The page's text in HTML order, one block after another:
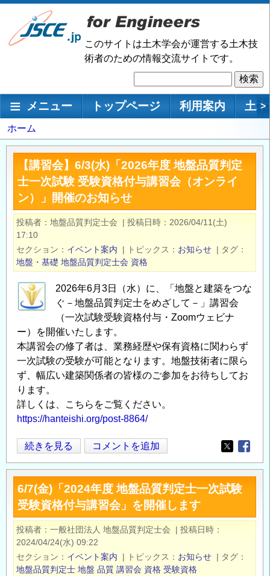
メ
ン
移
このサイトは土木学会が運営する土木技
術者のための情報交流サイトです。
索
メインナビゲーション
メニュー トップページ 利用案内 土 >
パ
ン
ず
ホーム
【講習会】6/3(水)「2026年度 地盤品質判定
士一次試験 受験資格付与講習会（オンライ
ン）」開催のお知らせ
投稿者 地盤品質判定士会 | 投稿日時
2026/04/11(土)
17:10
セクション
イベント案内 | トピックス お知らせ | タグ
地盤・基礎 地盤品質判定士会 資格
2026年6月3日（水）に、「地盤と建築をつな
ぐ－地盤品質判定士をめざして－」講習会
（一次試験受験資格付与・Zoomウェビナ
ー）を開催いたします。
本講習会の修了者は、業務経歴や保有資格に関わらず
一次試験の受験が可能となります。地盤技術者に限ら
ず、幅広い建築関係者の皆様のご参加をお待ちしてお
ります。
詳しくは、こちらをご覧ください。
https://hanteishi.org/post-8864/
【講
習
会】
6/3(水)
「2026
年
度
地
盤
続きを見る コメントを追加
Opens in
6/7(金)「2024年度 地盤品質判定士一次試験
受験資格付与講習会」を開催します
投稿者 一般社団法人 地盤品質判定士会 | 投稿日時
2024/04/24(水) 09:22
セクション
イベント案内 | トピックス お知らせ | タグ
地盤品質判定士 地盤 品質 講習会 資格 受験資格